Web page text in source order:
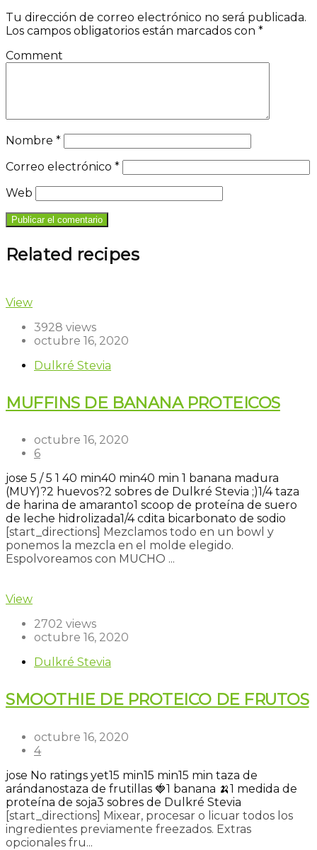
Tu dirección de correo electrónico no será publicada.
Los campos obligatorios están marcados con *
Comment
Nombre *
Correo electrónico *
Web
Related recipes
View
3928 views
octubre 16, 2020
Dulkré Stevia
MUFFINS DE BANANA PROTEICOS
octubre 16, 2020
6
jose 5 /5 1 40 min40 min40 min 1 banana madura
(MUY)?2 huevos?2 sobres de Dulkré Stevia ;)1/4 taza
de harina de amaranto1 scoop de proteína de suero
de leche hidrolizada1/4 cdita bicarbonato de sodio
[start_directions] Mezclamos todo en un bowl y
ponemos la mezcla en el molde elegido.
Espolvoreamos con MUCHO ...
View
2702 views
octubre 16, 2020
Dulkré Stevia
SMOOTHIE DE PROTEICO DE FRUTOS
octubre 16, 2020
4
jose No ratings yet15 min15 min15 min taza de
arándanostaza de frutillas 🍓1 banana 🍌1 medida de
proteína de soja3 sobres de Dulkré Stevia
[start_directions] Mixear, procesar o licuar todos los
ingredientes previamente freezados. Extras
opcionales fru...